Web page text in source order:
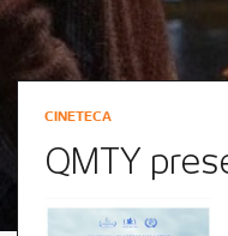
CINETECA
QMTY